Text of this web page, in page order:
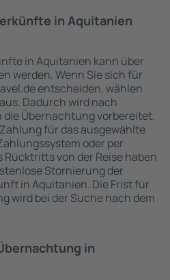
in Aquitanien
in Aquitanien kann über
werden. Wenn Sie sich für
entscheiden, wählen
Dadurch wird nach
Übernachtung vorbereitet,
für das ausgewählte
oder per
Rücktritts von der Reise haben
Stornierung der
in Aquitanien. Die Frist für
wird bei der Suche nach dem
in